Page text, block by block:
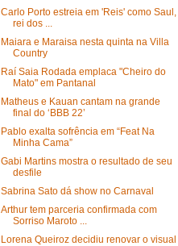
Carlo Porto estreia em 'Reis' como Saul,
rei dos ...
Maiara e Maraisa nesta quinta na Villa
Country
Raí Saia Rodada emplaca "Cheiro do
Mato" em Pantanal
Matheus e Kauan cantam na grande
final do ‘BBB 22’
Pablo exalta sofrência em “Feat Na
Minha Cama”
Gabi Martins mostra o resultado de seu
desfile
Sabrina Sato dá show no Carnaval
Arthur tem parceria confirmada com
Sorriso Maroto ...
Lorena Queiroz decidiu renovar o visual